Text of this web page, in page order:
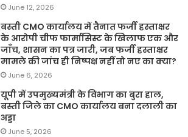
June 12, 2026
बस्ती CMO कार्यालय में तैनात फर्जी हस्ताक्षर
के आरोपी चीफ फार्मासिस्ट के खिलाफ एक और
जाँच, शासन का पत्र जारी, जब फर्जी हस्ताक्षर
मामले की जांच ही निष्पक्ष नहीं तो नए का क्या?
June 6, 2026
यूपी में उपमुख्यमंत्री के विभाग का बुरा हाल,
बस्ती जिले का CMO कार्यालय बना दलाली का
अड्डा
June 5, 2026